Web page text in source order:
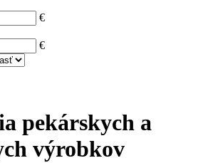
€
€
pekárskych a
výrobkov